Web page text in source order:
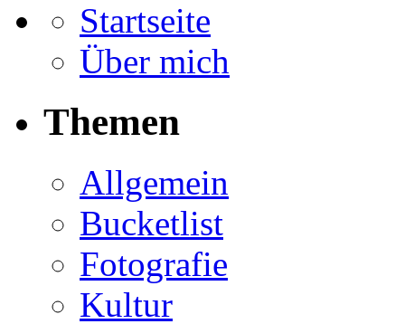
Startseite
Über mich
Themen
Allgemein
Bucketlist
Fotografie
Kultur